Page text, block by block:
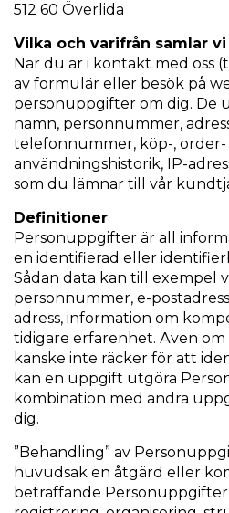
512 60 Överlida
Vilka och varifrån samlar
När du är i kontakt med oss
av formulär eller besök på
personuppgifter om dig. De
namn, personnummer,
telefonnummer, köp-, order-
användningshistorik, IP-
som du lämnar till vår
Definitioner
Personuppgifter är all
en identifierad eller
Sådan data kan till exempel
personnummer, e-
adress, information om
tidigare erfarenhet. Även
kanske inte räcker för att
kan en uppgift utgöra
kombination med andra
dig.
”Behandling” av
huvudsak en åtgärd eller
beträffande